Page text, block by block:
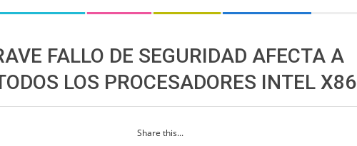
FALLO DE SEGURIDAD AFECTA A
LOS PROCESADORES INTEL X86
Share this...